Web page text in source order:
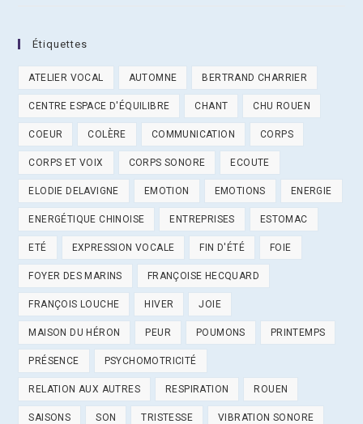
Étiquettes
ATELIER VOCAL AUTOMNE BERTRAND CHARRIER
CENTRE ESPACE D'ÉQUILIBRE CHANT CHU ROUEN
COEUR COLÈRE COMMUNICATION CORPS
CORPS ET VOIX CORPS SONORE ECOUTE
ELODIE DELAVIGNE EMOTION EMOTIONS ENERGIE
ENERGÉTIQUE CHINOISE ENTREPRISES ESTOMAC
ETÉ EXPRESSION VOCALE FIN D'ÉTÉ FOIE
FOYER DES MARINS FRANÇOISE HECQUARD
FRANÇOIS LOUCHE HIVER JOIE
MAISON DU HÉRON PEUR POUMONS PRINTEMPS
PRÉSENCE PSYCHOMOTRICITÉ
RELATION AUX AUTRES RESPIRATION ROUEN
SAISONS SON TRISTESSE VIBRATION SONORE